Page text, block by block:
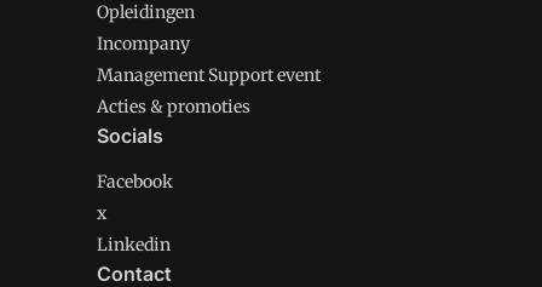
Opleidingen
Incompany
Management Support event
Acties & promoties
Socials
Facebook
x
Linkedin
Contact